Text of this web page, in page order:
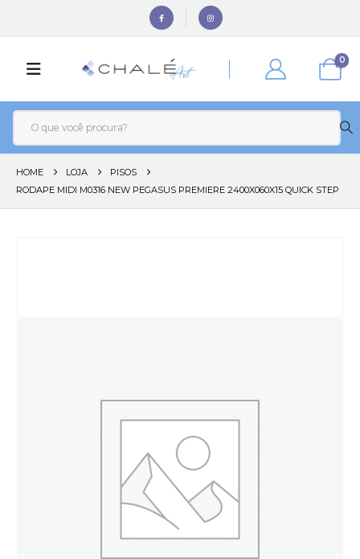
0
HOME LOJA
PISOS
RODAPE MIDI M0316 NEW PEGASUS PREMIERE 2400X060X15 QUICK STEP